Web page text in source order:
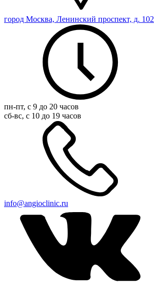
город Москва, Ленинский проспект, д. 102
пн-пт, с 9 до 20 часов
сб-вс, с 10 до 19 часов
info@angioclinic.ru